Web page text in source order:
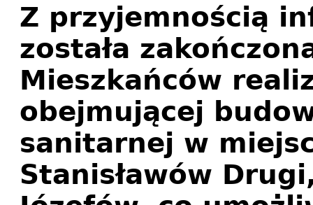
Z przyjemnością
została
Mieszkańców
obejmującej
sanitarnej w
Stanisławów